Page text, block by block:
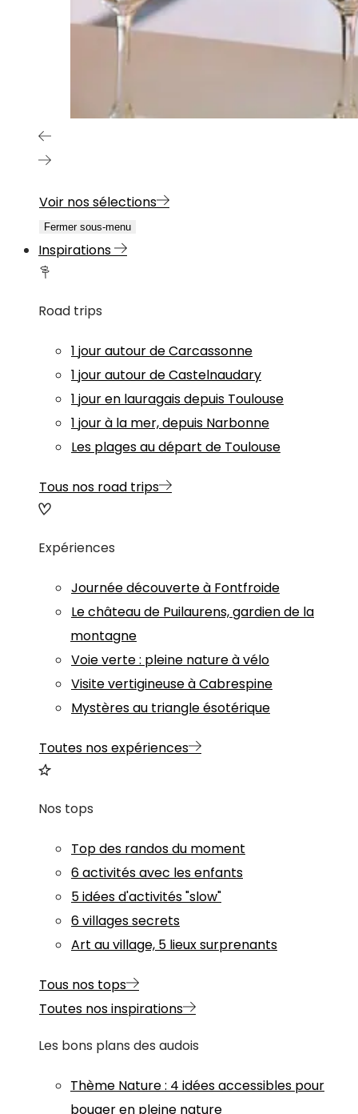
Voir nos sélections
Fermer sous-menu
Inspirations
Road trips
1 jour autour de Carcassonne
1 jour autour de Castelnaudary
1 jour en lauragais depuis Toulouse
1 jour à la mer, depuis Narbonne
Les plages au départ de Toulouse
Tous nos road trips
Expériences
Journée découverte à Fontfroide
Le château de Puilaurens, gardien de la
montagne
Voie verte : pleine nature à vélo
Visite vertigineuse à Cabrespine
Mystères au triangle ésotérique
Toutes nos expériences
Nos tops
Top des randos du moment
6 activités avec les enfants
5 idées d'activités "slow"
6 villages secrets
Art au village, 5 lieux surprenants
Tous nos tops
Toutes nos inspirations
Les bons plans des audois
Thème Nature: 4 idées accessibles pour
bouger en pleine nature